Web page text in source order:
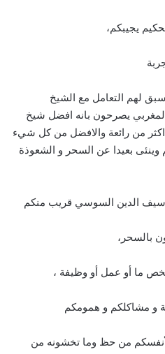
يجيبكم،
سبق لهم التعامل مع الشيخ
يصرحون بانه افضل شيخ
اكثر من رائعة والافضل من كل شيء
وينئى بعيدا عن السحر و الشعوذة
سيف الدين السوسي قريب منكم
بالسحر،
ما أو عمل أو وظيفة ،
و مشاكلكم و همومكم
من حظ وما تخشونه من